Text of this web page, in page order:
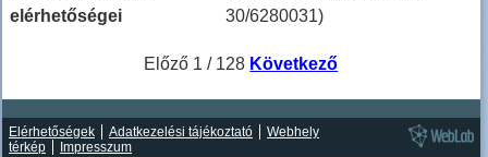
elérhetőségei
30/6280031)
Előző 1 / 128 Következő
Elérhetőségek Adatkezelési tájékoztató
Webhely
térkép
Impresszum